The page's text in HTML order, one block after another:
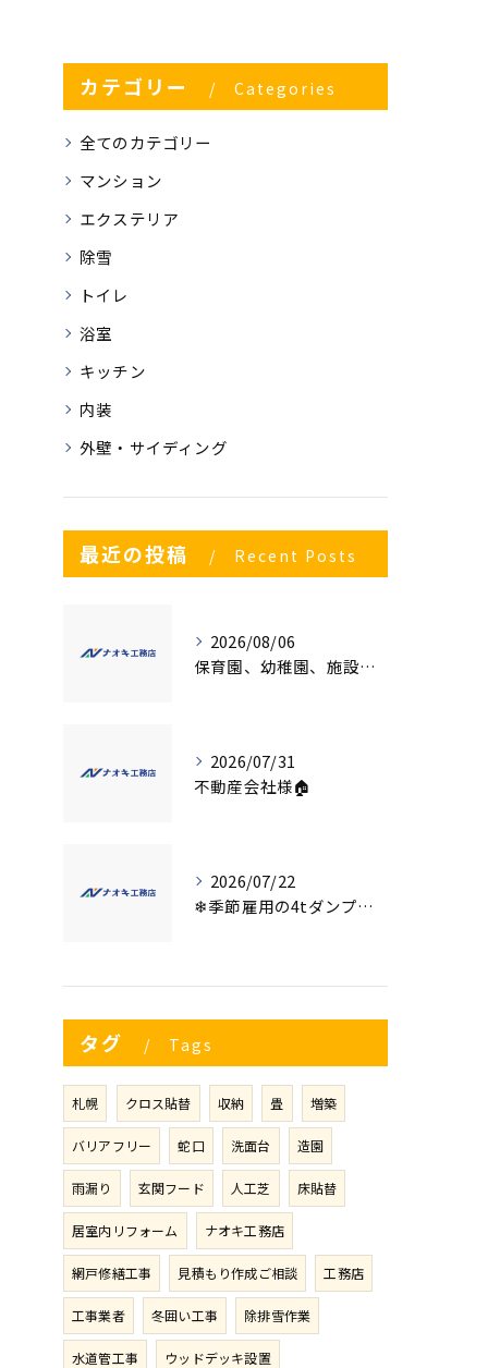
カテゴリー Categories
全てのカテゴリー
マンション
エクステリア
除雪
トイレ
浴室
キッチン
内装
外壁・サイディング
最近の投稿 Recent Posts
2026/08/06
保育園、幼稚園、施設様！！内装リフォームでお悩み事はございませんか？
2026/07/31
不動産会社様🏠
2026/07/22
❄季節雇用の4tダンプの運転手募集⛄
タグ Tags
札幌 クロス貼替 収納 畳 増築
バリアフリー 蛇口 洗面台 造園
雨漏り 玄関フード 人工芝 床貼替
居室内リフォーム ナオキ工務店
網戸修繕工事 見積もり作成ご相談 工務店
工事業者 冬囲い工事 除排雪作業
水道管工事 ウッドデッキ設置